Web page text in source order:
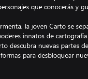
que conocerás y
la joven Carto se
innatos de
descubra nuevas partes
para desbloquear